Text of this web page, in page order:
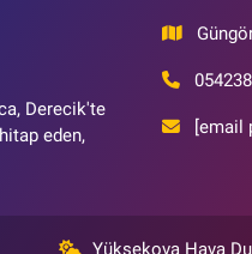
Derecik'te
eden,
[email
Yüksekova Hava